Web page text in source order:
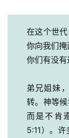
在这个世
你向我们掩
你们有没有
弟兄姐妹
转。神等
而是不肯
5:11）。